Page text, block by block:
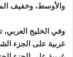
والأوسط، وخفيف
وفي الخليج
غربية على الجزء